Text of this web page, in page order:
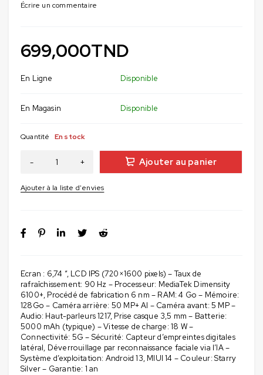
Écrire un commentaire
Ecran : 6,74 “, LCD IPS (720×1600 pixels) – Taux de
rafraîchissement: 90 Hz – Processeur: MediaTek Dimensity
6100+, Procédé de fabrication 6 nm – RAM: 4 Go – Mémoire:
128Go – Caméra arrière: 50 MP+ AI – Caméra avant: 5 MP –
Audio: Haut-parleurs 1217, Prise casque 3,5 mm – Batterie:
5000 mAh (typique) – Vitesse de charge: 18 W –
Connectivité: 5G – Sécurité: Capteur d’empreintes digitales
latéral, Déverrouillage par reconnaissance faciale via l’IA –
Système d’exploitation: Android 13, MIUI 14 – Couleur: Starry
Silver – Garantie: 1 an
699,000TND
En Ligne Disponible
En Magasin Disponible
Quantité En stock
Ajouter au panier